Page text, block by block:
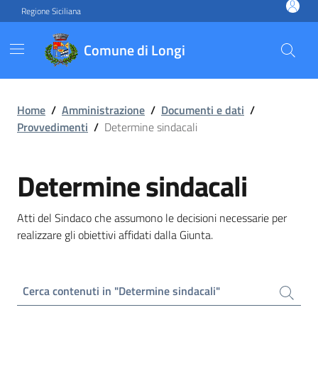
Vai ai contenuti
Vai al footer
Regione Siciliana
Comune di Longi
Home / Amministrazione / Documenti e dati /
Provvedimenti / Determine sindacali
Determine sindacali
Atti del Sindaco che assumono le decisioni necessarie per
realizzare gli obiettivi affidati dalla Giunta.
Cerca contenuti in "Determine sindacali"